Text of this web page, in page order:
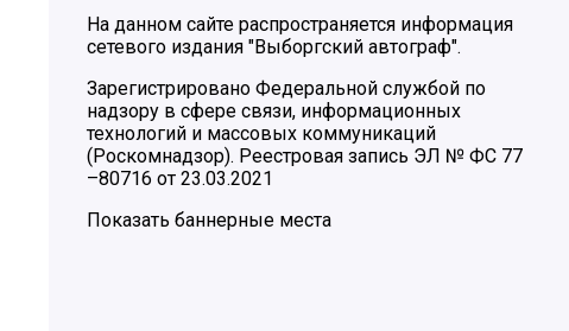
На данном сайте распространяется информация
сетевого издания "Выборгский автограф".
Зарегистрировано Федеральной службой по
надзору в сфере связи, информационных
технологий и массовых коммуникаций
(Роскомнадзор). Реестровая запись ЭЛ № ФС 77
–80716 от 23.03.2021
Показать баннерные места